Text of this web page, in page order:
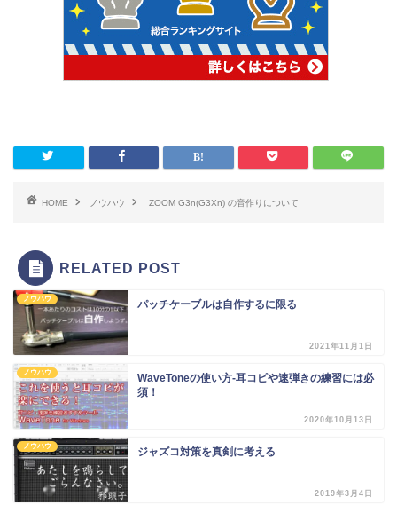
HOME ノウハウ ZOOM G3n(G3Xn) の音作りについて
RELATED POST
ノウハウ パッチケーブルは自作するに限る
2021年11月1日
ノウハウ
WaveToneの使い方-耳コピや速弾きの練習には必
須！
2020年10月13日
ノウハウ ジャズコ対策を真剣に考える
2019年3月4日